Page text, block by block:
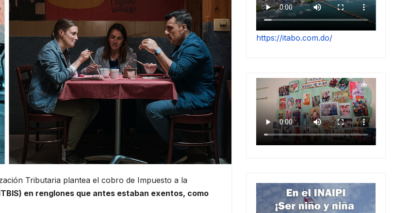
Tributaria plantea el cobro de Impuesto a la
en renglones que antes estaban exentos, como
https://itabo.com.do/